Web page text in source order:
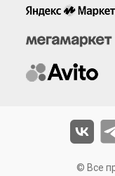
© Все